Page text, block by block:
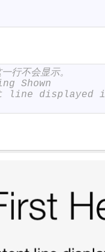
行不会显示。
Shown
line